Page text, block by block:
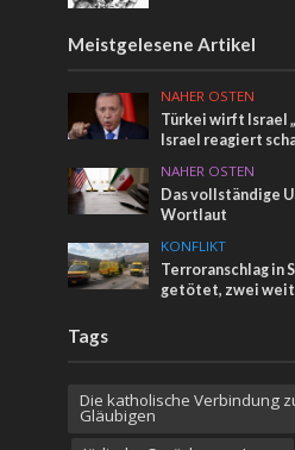
Meistgelesene Artikel
NAHER OSTEN
Türkei wirft Israel
Israel reagiert
NAHER OSTEN
Das vollständige
Wortlaut
KONFLIKT
Terroranschlag in
getötet, zwei
Tags
Die katholische Verbindung
Gläubigen